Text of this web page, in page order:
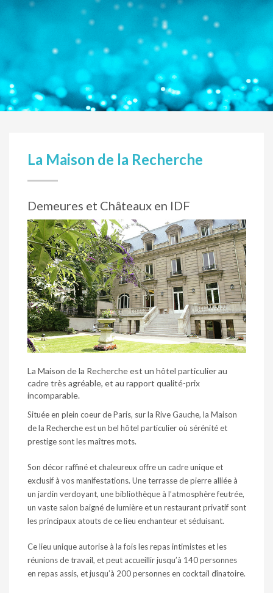
La Maison de la Recherche
Demeures et Châteaux en IDF
La Maison de la Recherche est un hôtel particulier au
cadre très agréable, et au rapport qualité-prix
incomparable.
Située en plein coeur de Paris, sur la Rive Gauche, la Maison
de la Recherche est un bel hôtel particulier où sérénité et
prestige sont les maîtres mots.
Son décor raffiné et chaleureux offre un cadre unique et
exclusif à vos manifestations. Une terrasse de pierre alliée à
un jardin verdoyant, une bibliothèque à l’atmosphère feutrée,
un vaste salon baigné de lumière et un restaurant privatif sont
les principaux atouts de ce lieu enchanteur et séduisant.
Ce lieu unique autorise à la fois les repas intimistes et les
réunions de travail, et peut accueillir jusqu’à 140 personnes
en repas assis, et jusqu’à 200 personnes en cocktail dînatoire.